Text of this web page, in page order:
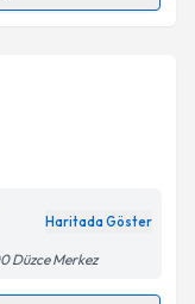
takvimi talebi
almanız için bir
Aydınlatma
Haritada Göster
Düzce Merkez